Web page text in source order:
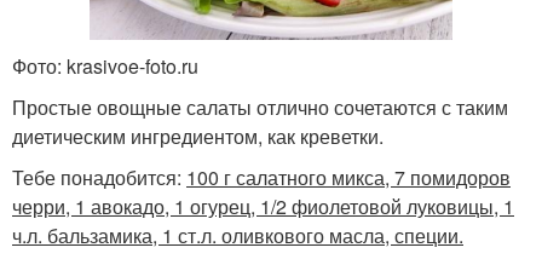
Фото: krasivoe-foto.ru
Простые овощные салаты отлично сочетаются с таким
диетическим ингредиентом, как креветки.
Тебе понадобится: 100 г салатного микса, 7 помидоров
черри, 1 авокадо, 1 огурец, 1/2 фиолетовой луковицы, 1
ч.л. бальзамика, 1 ст.л. оливкового масла, специи.